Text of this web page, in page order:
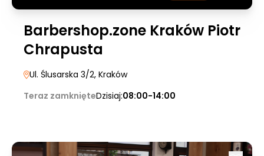
Barbershop.zone Kraków Piotr
Chrapusta
Ul. Ślusarska 3/2, Kraków
Teraz zamknięteDzisiaj:08:00-14:00